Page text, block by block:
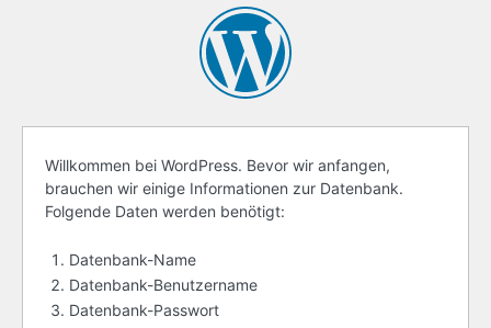
Bevor
du
Willkommen bei WordPress. Bevor wir anfangen,
brauchen wir einige Informationen zur Datenbank.
Folgende Daten werden benötigt:
Datenbank-Name
Datenbank-Benutzername
Datenbank-Passwort